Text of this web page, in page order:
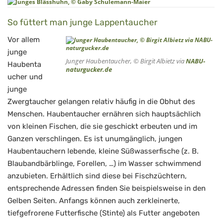
So füttert man junge Lappentaucher
Junger Haubentaucher, © Birgit Albietz viaNABU-
naturgucker.de
Vor allem
junge
Haubenta
ucher und
junge
Zwergtaucher gelangen relativ häufig in die Obhut des
Menschen. Haubentaucher ernähren sich hauptsächlich
von kleinen Fischen, die sie geschickt erbeuten und im
Ganzen verschlingen. Es ist unumgänglich, jungen
Haubentauchern lebende, kleine Süßwasserfische (z. B.
Blaubandbärblinge, Forellen, …) im Wasser schwimmend
anzubieten. Erhältlich sind diese bei Fischzüchtern,
entsprechende Adressen finden Sie beispielsweise in den
Gelben Seiten. Anfangs können auch zerkleinerte,
tiefgefrorene Futterfische (Stinte) als Futter angeboten